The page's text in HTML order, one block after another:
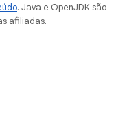
. Java e OpenJDK são
afiliadas.